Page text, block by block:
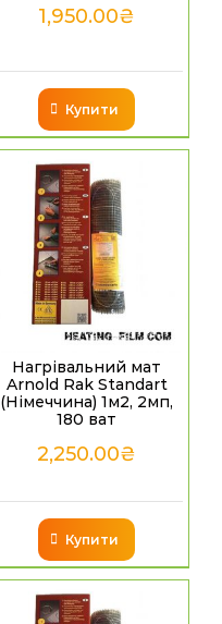
1,950.00₴
Купити
Нагрівальний мат
Arnold Rak Standart
(Німеччина) 1м2, 2мп,
180 ват
2,250.00₴
Купити